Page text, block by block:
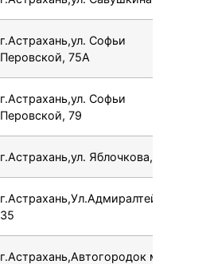
г.Астрахань,ул. Софьи
Перовской, 75А
г.Астрахань,ул. Софьи
Перовской, 79
г.Астрахань,ул. Яблочкова, 42
г.Астрахань,Ул.Адмиралтейская,
35
г.Астрахань,Автогородок м-н,